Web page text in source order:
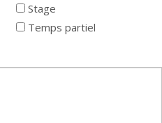
Stage
Temps partiel